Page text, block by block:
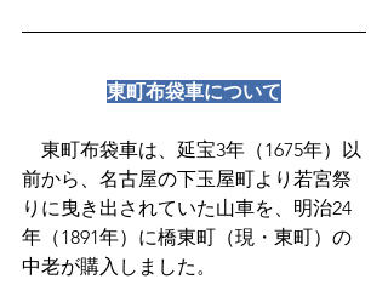
東町布袋車について
東町布袋車は、延宝3年（1675年）以
前から、名古屋の下玉屋町より若宮祭
りに曳き出されていた山車を、明治24
年（1891年）に橋東町（現・東町）の
中老が購入しました。